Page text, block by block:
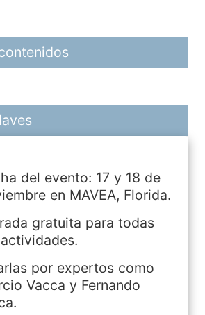
del evento: 17 y 18 de
en MAVEA, Florida.
gratuita para todas
por expertos como
Vacca y Fernando